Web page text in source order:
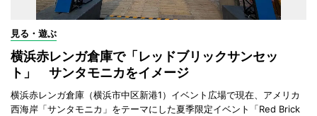
見る・遊ぶ
横浜赤レンガ倉庫で「レッドブリックサンセッ
ト」 サンタモニカをイメージ
横浜赤レンガ倉庫（横浜市中区新港1）イベント広場で現在、アメリカ
西海岸「サンタモニカ」をテーマにした夏季限定イベント「Red Brick